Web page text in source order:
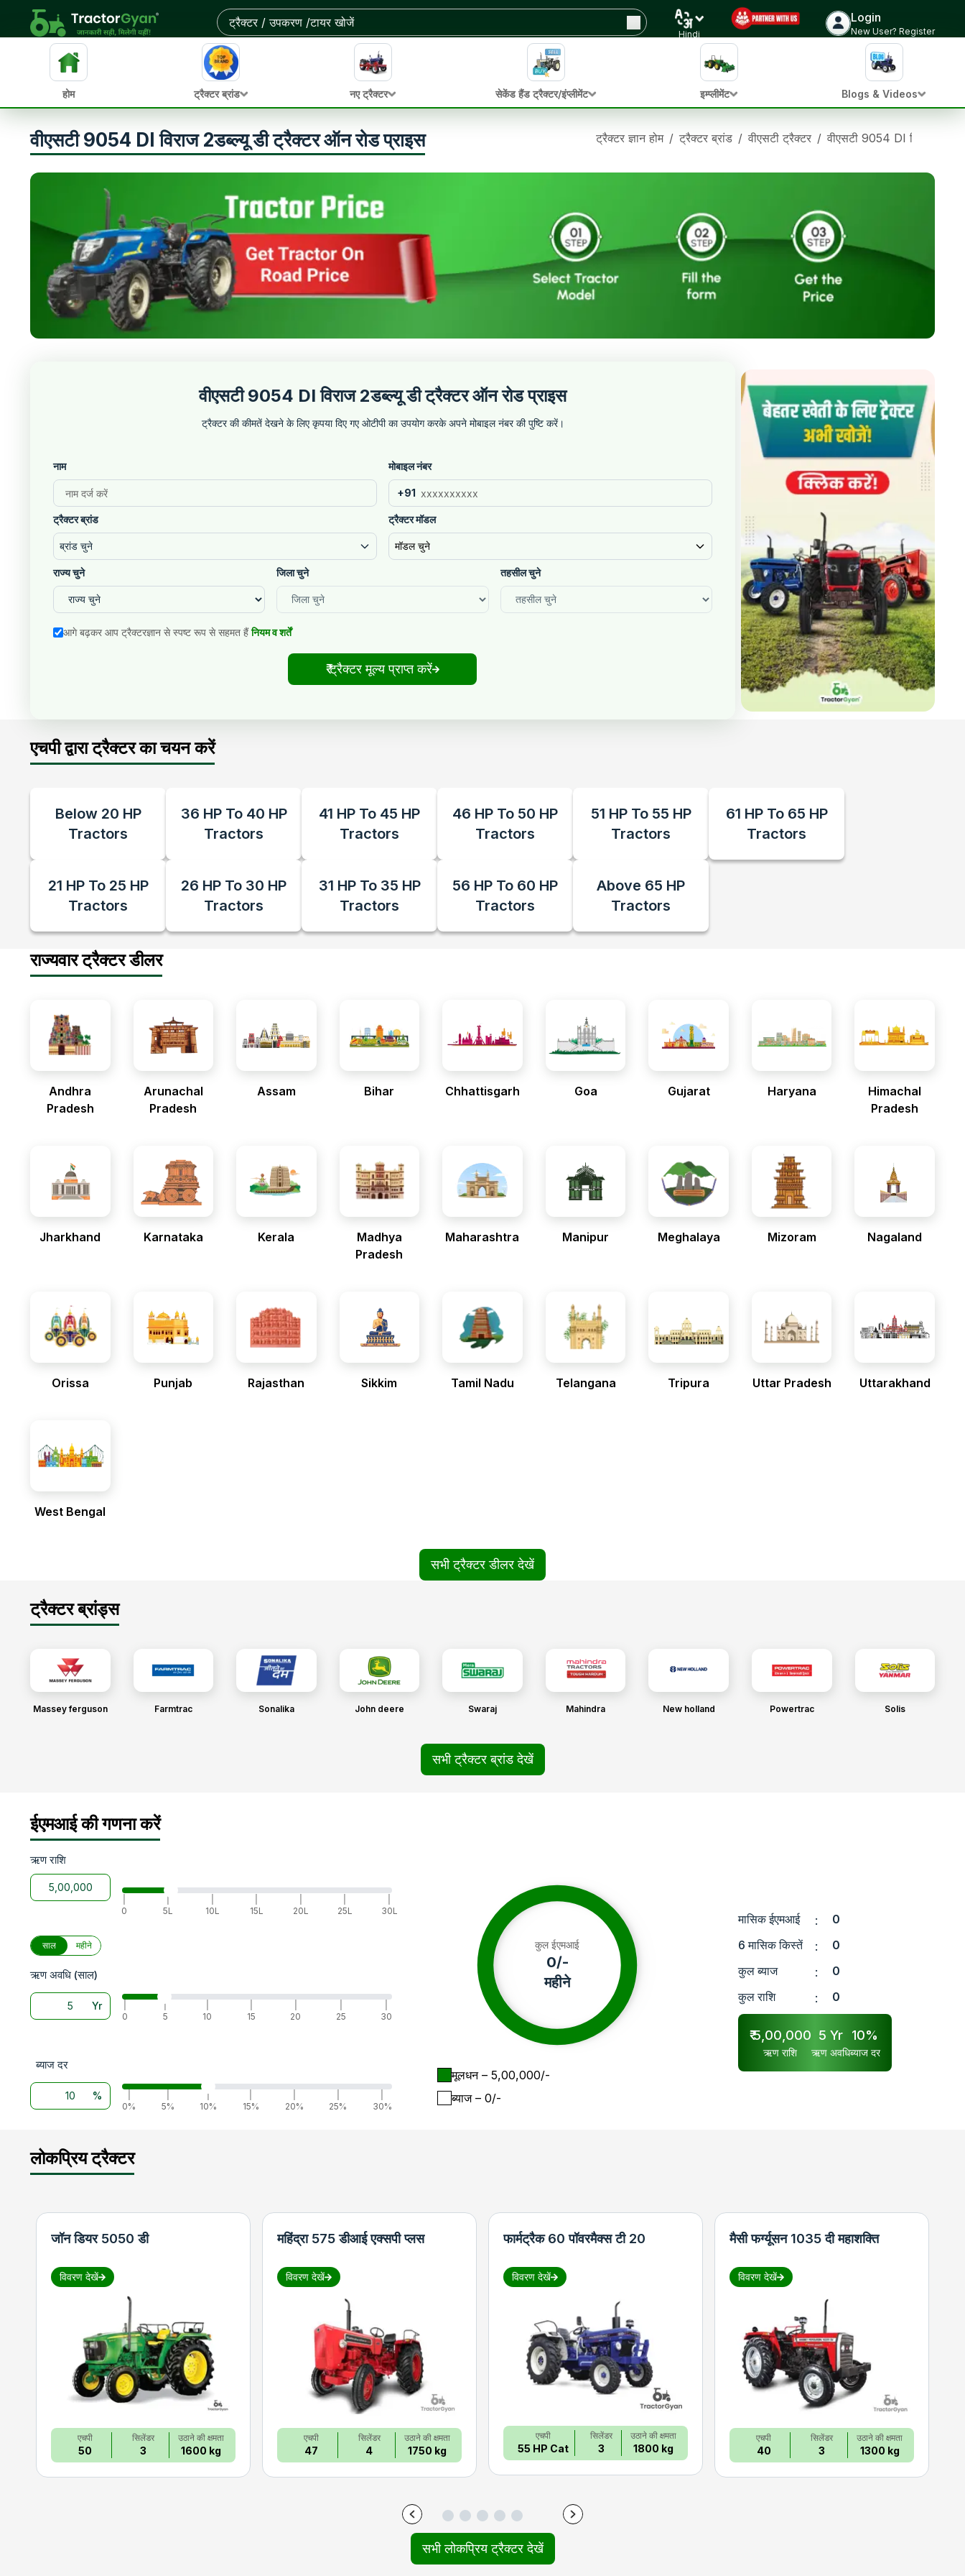
Hindi
Login
New User? Register
होम ट्रैक्टर ब्रांड नए ट्रैक्टर सेकेंड हैंड ट्रैक्टर/इंप्लीमेंट इम्प्लीमेंट Blogs & Videos
वीएसटी 9054 DI विराज 2डब्ल्यू डी ट्रैक्टर ऑन रोड प्राइस ट्रैक्टर ज्ञान होम / ट्रैक्टर ब्रांड / वीएसटी ट्रैक्टर / वीएसटी 9054 DI विराज
वीएसटी 9054 DI विराज 2डब्ल्यू डी ट्रैक्टर ऑन रोड प्राइस
ट्रैक्टर की कीमतें देखने के लिए कृपया दिए गए ओटीपी का उपयोग करके अपने मोबाइल नंबर की पुष्टि करें।
नाम मोबाइल नंबर
+91
ट्रैक्टर ब्रांड
ब्रांड चुने
ट्रैक्टर मॉडल
मॉडल चुने
राज्य चुने जिला चुने तहसील चुने
आगे बढ़कर आप ट्रैक्टरज्ञान से स्पष्ट रूप से सहमत हैं नियम व शर्तें
₹ ट्रैक्टर मूल्य प्राप्त करें
एचपी द्वारा ट्रैक्टर का चयन करें
Below 20 HP
Tractors
36 HP To 40 HP
Tractors
41 HP To 45 HP
Tractors
46 HP To 50 HP
Tractors
51 HP To 55 HP
Tractors
61 HP To 65 HP
Tractors
21 HP To 25 HP
Tractors
26 HP To 30 HP
Tractors
31 HP To 35 HP
Tractors
56 HP To 60 HP
Tractors
Above 65 HP
Tractors
राज्यवार ट्रैक्टर डीलर
Andhra
Pradesh
Arunachal
Pradesh
Assam Bihar Chhattisgarh Goa Gujarat Haryana
Himachal
Pradesh
Jharkhand Karnataka Kerala
Madhya
Pradesh
Maharashtra Manipur Meghalaya Mizoram Nagaland
Orissa Punjab Rajasthan Sikkim Tamil Nadu Telangana Tripura Uttar Pradesh Uttarakhand
West Bengal
सभी ट्रैक्टर डीलर देखें
ट्रैक्टर ब्रांड्स
Massey ferguson Farmtrac Sonalika John deere Swaraj Mahindra New holland Powertrac Solis
सभी ट्रैक्टर ब्रांड देखें
ईएमआई की गणना करें
ऋण राशि
0
|
5L
10L
15L
20L
25L
30L
साल महीने
ऋण अवधि (साल)
Yr
0
|
5
10
15
20
25
30
ब्याज दर
%
0%
5%
|
10%
15%
20%
25%
30%
कुल ईएमआई
0/-
महीने
मूलधन– ₹ 5,00,000/-
ब्याज– ₹ 0/-
मासिक ईएमआई :
0
6 मासिक किस्तें
:
0
कुल ब्याज
:
0
कुल राशि
: 0
₹5,00,000
ऋण राशि
5 Yr
ऋण अवधि
10%
ब्याज दर
लोकप्रिय ट्रैक्टर
जॉन डियर 5050 डी
विवरण देखें
एचपी
50
सिलेंडर
3
उठाने की क्षमता
1600 kg
महिंद्रा 575 डीआई एक्सपी प्लस
विवरण देखें
एचपी
47
सिलेंडर
4
उठाने की क्षमता
1750 kg
फार्मट्रैक 60 पॉवरमैक्स टी 20
विवरण देखें
एचपी
55 HP Cat
सिलेंडर
3
उठाने की क्षमता
1800 kg
मैसी फर्ग्यूसन 1035 दी महाशक्ति
विवरण देखें
एचपी
40
सिलेंडर
3
उठाने की क्षमता
1300 kg
सभी लोकप्रिय ट्रैक्टर देखें